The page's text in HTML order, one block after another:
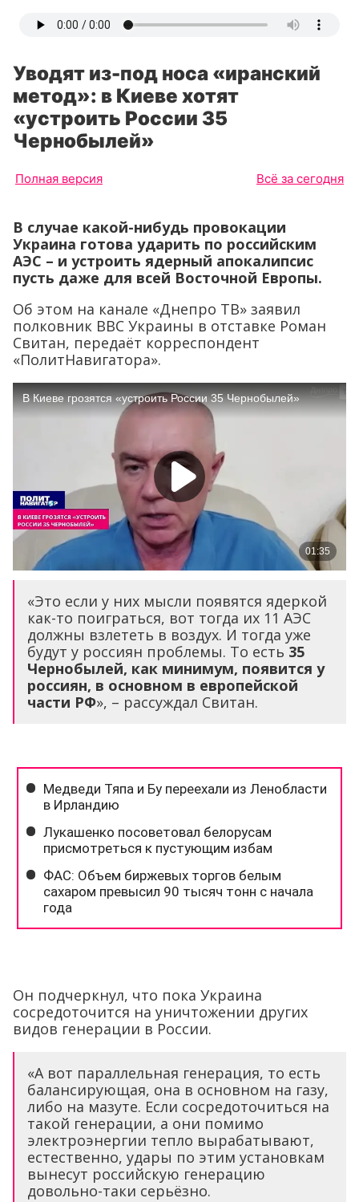
Уводят из-под носа «иранский
метод»: в Киеве хотят
«устроить России 35
Чернобылей»
Полная версия Всё за сегодня
В случае какой-нибудь провокации
Украина готова ударить по российским
АЭС – и устроить ядерный апокалипсис
пусть даже для всей Восточной Европы.
Об этом на канале «Днепро ТВ» заявил
полковник ВВС Украины в отставке Роман
Свитан, передаёт корреспондент
«ПолитНавигатора».
«Это если у них мысли появятся ядеркой
как-то поиграться, вот тогда их 11 АЭС
должны взлететь в воздух. И тогда уже
будут у россиян проблемы. То есть 35
Чернобылей, как минимум, появится у
россиян, в основном в европейской
части РФ», – рассуждал Свитан.
Он подчеркнул, что пока Украина
сосредоточится на уничтожении других
видов генерации в России.
«А вот параллельная генерация, то есть
балансирующая, она в основном на газу,
либо на мазуте. Если сосредоточиться на
такой генерации, а они помимо
электроэнергии тепло вырабатывают,
естественно, удары по этим установкам
вынесут российскую генерацию
довольно-таки серьёзно.